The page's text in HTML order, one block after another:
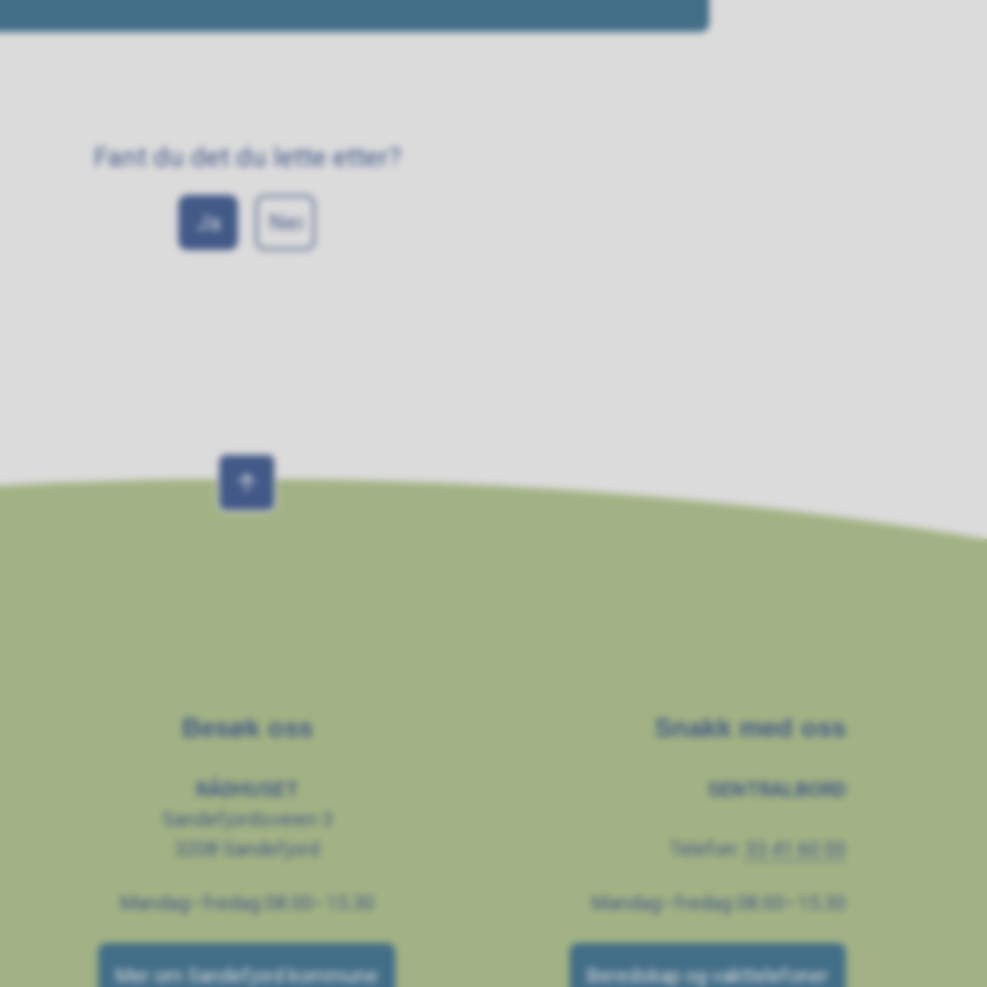
Fant du det du lette etter?
Ja Nei
Besøk oss
RÅDHUSET
Sandefjordsveien 3
3208 Sandefjord
Mandag–fredag 08.00–15.30
Mer om Sandefjord kommune
Snakk med oss
SENTRALBORD
Telefon: 33 41 60 00
Mandag–fredag 08.00–15.30
Beredskap og vakttelefoner